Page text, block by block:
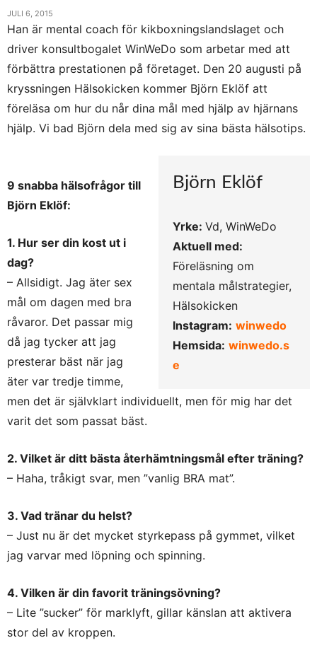
JULI 6, 2015
Han är mental coach för kikboxningslandslaget och
driver konsultbogalet WinWeDo som arbetar med att
förbättra prestationen på företaget. Den 20 augusti på
kryssningen Hälsokicken kommer Björn Eklöf att
föreläsa om hur du når dina mål med hjälp av hjärnans
hjälp. Vi bad Björn dela med sig av sina bästa hälsotips.
Björn Eklöf
Yrke: Vd, WinWeDo
Aktuell med:
Föreläsning om
mentala målstrategier,
Hälsokicken
Instagram: winwedo
Hemsida: winwedo.s
e
9 snabba hälsofrågor till
Björn Eklöf:
1. Hur ser din kost ut i
dag?
– Allsidigt. Jag äter sex
mål om dagen med bra
råvaror. Det passar mig
då jag tycker att jag
presterar bäst när jag
äter var tredje timme,
men det är självklart individuellt, men för mig har det
varit det som passat bäst.
2. Vilket är ditt bästa återhämtningsmål efter träning?
– Haha, tråkigt svar, men ”vanlig BRA mat”.
3. Vad tränar du helst?
– Just nu är det mycket styrkepass på gymmet, vilket
jag varvar med löpning och spinning.
4. Vilken är din favorit träningsövning?
– Lite ”sucker” för marklyft, gillar känslan att aktivera
stor del av kroppen.